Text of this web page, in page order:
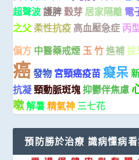
超聲波 護脾 穀芽 居家隔離 電
之父 柔性抗疫 高血壓急症 丙
偏方 中醫藥戒煙 玉 竹 進補 拔
癌 發物 宮頸癌疫苗 癡呆
抗凝 頸動脈斑塊抑鬱伴焦慮
嗽解暑 精氣神 三七花
預防勝於治療 識病懂病